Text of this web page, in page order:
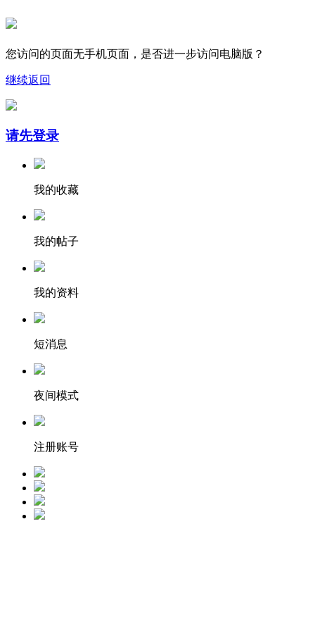
您访问的页面无手机页面，是否进一步访问电脑版？
继续返回
请先登录
我的收藏
我的帖子
我的资料
短消息
夜间模式
注册账号